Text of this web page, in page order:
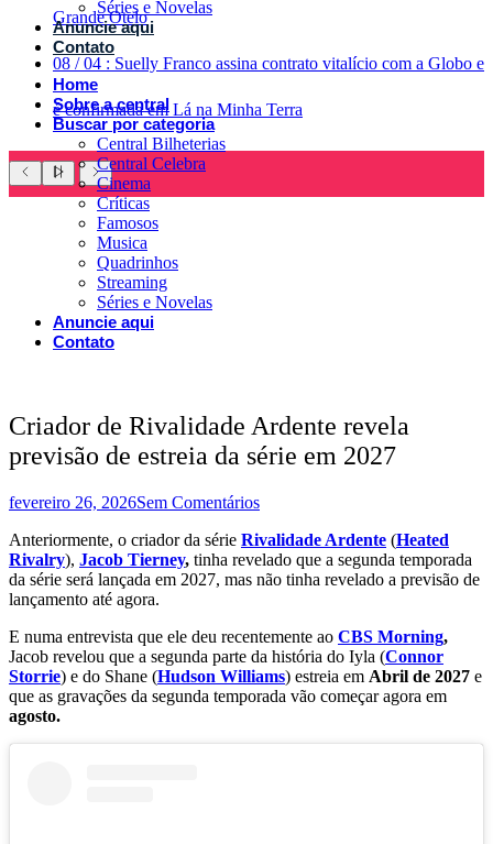
Grande Otelo
08 / 04 : Suelly Franco assina contrato vitalício com a Globo e
é confirmada em Lá na Minha Terra
Séries e Novelas
Anuncie aqui
Contato
Home
Sobre a central
Buscar por categoria
Central Bilheterias
Central Celebra
Cinema
Críticas
Famosos
Musica
Quadrinhos
Streaming
Séries e Novelas
Anuncie aqui
Contato
Criador de Rivalidade Ardente revela
previsão de estreia da série em 2027
fevereiro 26, 2026Sem Comentários
Anteriormente, o criador da série Rivalidade Ardente (Heated
Rivalry), Jacob Tierney, tinha revelado que a segunda temporada
da série será lançada em 2027, mas não tinha revelado a previsão de
lançamento até agora.
E numa entrevista que ele deu recentemente ao CBS Morning,
Jacob revelou que a segunda parte da história do Iyla (Connor
Storrie) e do Shane (Hudson Williams) estreia em Abril de 2027 e
que as gravações da segunda temporada vão começar agora em
agosto.